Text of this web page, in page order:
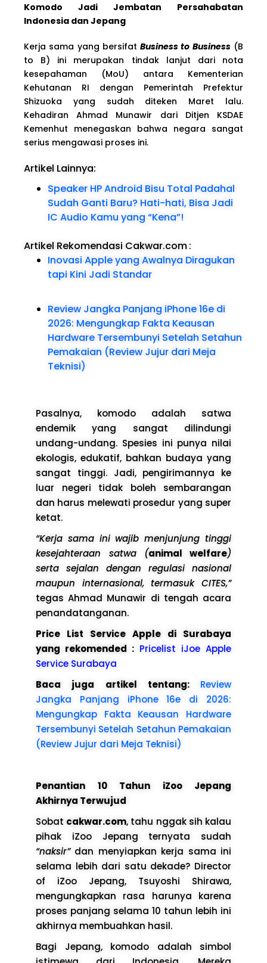
Komodo Jadi Jembatan Persahabatan
Indonesia dan Jepang
Kerja sama yang bersifatBusiness to Business(B
to B) ini merupakan tindak lanjut dari nota
kesepahaman (MoU) antara Kementerian
Kehutanan RI dengan Pemerintah Prefektur
Shizuoka yang sudah diteken Maret lalu.
Kehadiran Ahmad Munawir dari Ditjen KSDAE
Kemenhut menegaskan bahwa negara sangat
serius mengawasi proses ini.
Artikel Lainnya:
Speaker HP Android Bisu Total Padahal
Sudah Ganti Baru? Hati-hati, Bisa Jadi
IC Audio Kamu yang “Kena”!
Artikel Rekomendasi Cakwar.com:
Inovasi Apple yang Awalnya Diragukan
tapi Kini Jadi Standar
Review Jangka Panjang iPhone 16e di
2026: Mengungkap Fakta Keausan
Hardware Tersembunyi Setelah Setahun
Pemakaian (Review Jujur dari Meja
Teknisi)
Pasalnya, komodo adalah satwa
endemik yang sangat dilindungi
undang-undang. Spesies ini punya nilai
ekologis, edukatif, bahkan budaya yang
sangat tinggi. Jadi, pengirimannya ke
luar negeri tidak boleh sembarangan
dan harus melewati prosedur yang super
ketat.
“Kerja sama ini wajib menjunjung tinggi
kesejahteraan satwa (animal welfare)
serta sejalan dengan regulasi nasional
maupun internasional, termasuk CITES,”
tegas Ahmad Munawir di tengah acara
penandatanganan.
Price List Service Apple di Surabaya
yang rekomended : Pricelist iJoe Apple
Service Surabaya
Baca juga artikel tentang: Review
Jangka Panjang iPhone 16e di 2026:
Mengungkap Fakta Keausan Hardware
Tersembunyi Setelah Setahun Pemakaian
(Review Jujur dari Meja Teknisi)
Penantian 10 Tahun iZoo Jepang
Akhirnya Terwujud
Sobat cakwar.com, tahu nggak sih kalau
pihak iZoo Jepang ternyata sudah
“naksir”dan menyiapkan kerja sama ini
selama lebih dari satu dekade? Director
of iZoo Jepang, Tsuyoshi Shirawa,
mengungkapkan rasa harunya karena
proses panjang selama 10 tahun lebih ini
akhirnya membuahkan hasil.
Bagi Jepang, komodo adalah simbol